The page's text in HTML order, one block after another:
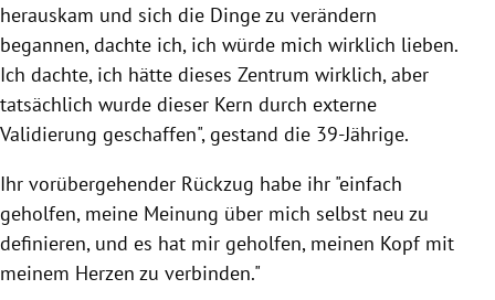
herauskam und sich die Dinge zu verändern
begannen, dachte ich, ich würde mich wirklich lieben.
Ich dachte, ich hätte dieses Zentrum wirklich, aber
tatsächlich wurde dieser Kern durch externe
Validierung geschaffen", gestand die 39-Jährige.
Ihr vorübergehender Rückzug habe ihr "einfach
geholfen, meine Meinung über mich selbst neu zu
definieren, und es hat mir geholfen, meinen Kopf mit
meinem Herzen zu verbinden."